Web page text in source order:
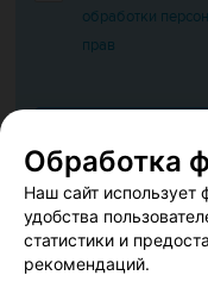
обработки
прав
Нажимая кнопку
Пользовательского
Обработка
Наш сайт использует
удобства
статистики и
рекомендаций.